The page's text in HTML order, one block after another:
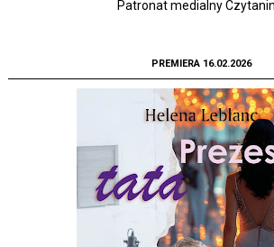
Patronat medialny
PREMIERA 16.02.2026